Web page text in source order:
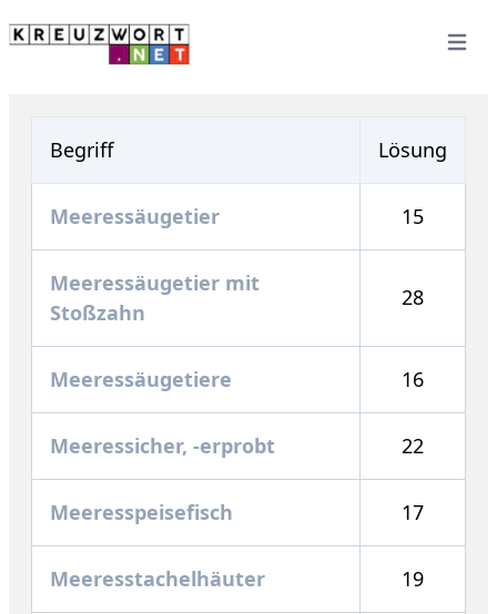
Open
Begriff Lösung
Meeressäugetier 15
Meeressäugetier mit
Stoßzahn
28
Meeressäugetiere 16
Meeressicher, -erprobt 22
Meeresspeisefisch 17
Meeresstachelhäuter 19